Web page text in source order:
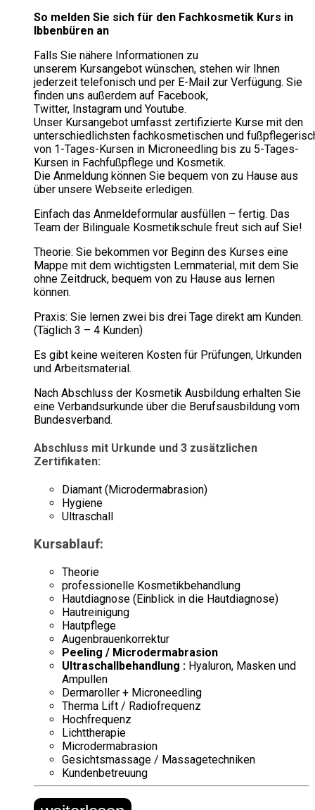
So melden Sie sich für den Fachkosmetik Kurs in
Ibbenbüren an
Falls Sie nähere Informationen zu
unserem Kursangebot wünschen, stehen wir Ihnen
jederzeit telefonisch und per E-Mail zur Verfügung. Sie
finden uns außerdem auf Facebook,
Twitter, Instagram und Youtube.
Unser Kursangebot umfasst zertifizierte Kurse mit den
unterschiedlichsten fachkosmetischen und
von 1-Tages-Kursen in Microneedling bis zu 5-Tages-
Kursen in Fachfußpflege und Kosmetik.
Die Anmeldung können Sie bequem von zu Hause aus
über unsere Webseite erledigen.
Einfach das Anmeldeformular ausfüllen – fertig. Das
Team der Bilinguale Kosmetikschule freut sich auf Sie!
Theorie: Sie bekommen vor Beginn des Kurses eine
Mappe mit dem wichtigsten Lernmaterial, mit dem Sie
ohne Zeitdruck, bequem von zu Hause aus lernen
können.
Praxis: Sie lernen zwei bis drei Tage direkt am Kunden.
(Täglich 3 – 4 Kunden)
Es gibt keine weiteren Kosten für Prüfungen, Urkunden
und Arbeitsmaterial.
Nach Abschluss der Kosmetik Ausbildung erhalten Sie
eine Verbandsurkunde über die Berufsausbildung vom
Bundesverband.
Abschluss mit Urkunde und 3 zusätzlichen
Zertifikaten:
Diamant (Microdermabrasion)
Hygiene
Ultraschall
Kursablauf:
Theorie
professionelle Kosmetikbehandlung
Hautdiagnose (Einblick in die Hautdiagnose)
Hautreinigung
Hautpflege
Augenbrauenkorrektur
Peeling / Microdermabrasion
Ultraschallbehandlung : Hyaluron, Masken und
Ampullen
Dermaroller + Microneedling
Therma Lift / Radiofrequenz
Hochfrequenz
Lichttherapie
Microdermabrasion
Gesichtsmassage / Massagetechniken
Kundenbetreuung